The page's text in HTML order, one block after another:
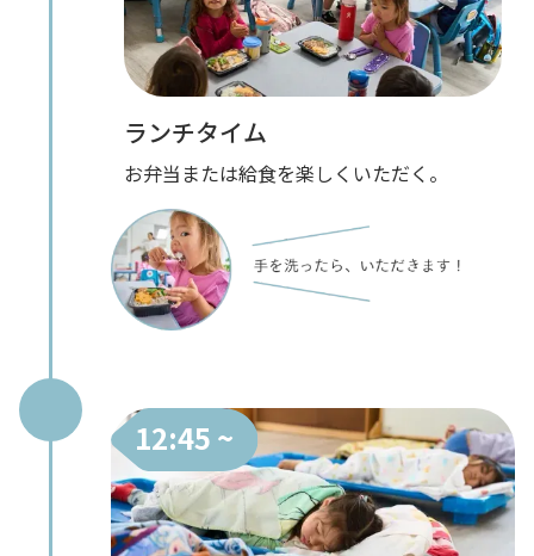
ランチタイム
お弁当または給食を楽しくいただく。
12:45 ~